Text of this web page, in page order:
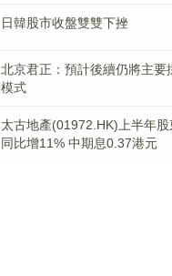
日韓股市收盤雙雙下挫
北京君正：預計後續仍將主要
模式
太古地產(01972.HK)上半年股
同比增11% 中期息0.37港元